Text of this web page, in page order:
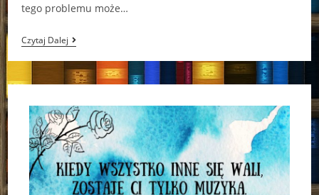
tego problemu może…
Czytaj DalejBądź
Bohaterem
Książki!